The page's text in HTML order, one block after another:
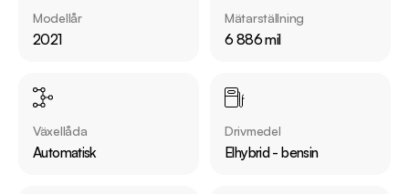
lager. Se våra bilar på https://www.riddermarkbil.se/kopa-
Modellår
2021
Mätarställning
6 886 mil
Växellåda
Automatisk
Drivmedel
Elhybrid - bensin